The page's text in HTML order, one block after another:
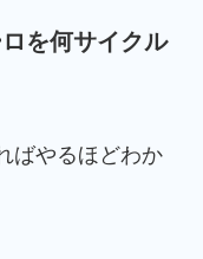
を何サイクル
ばやるほどわか